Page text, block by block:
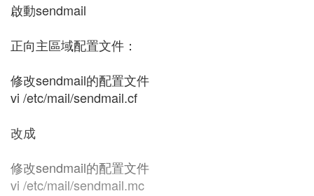
啟動sendmail
正向主區域配置文件：
修改sendmail的配置文件
vi /etc/mail/sendmail.cf
改成
修改sendmail的配置文件
vi /etc/mail/sendmail.mc